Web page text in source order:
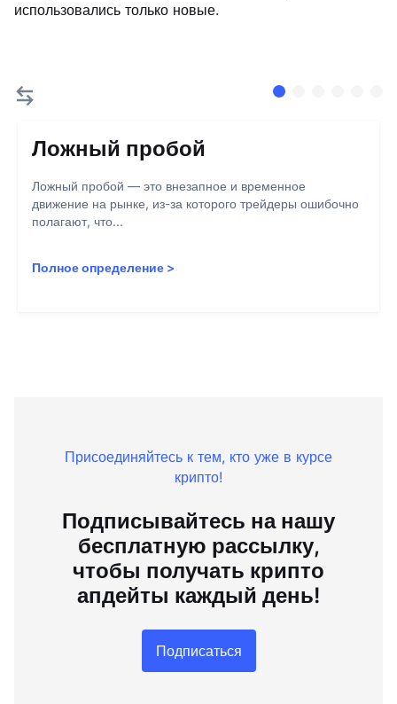
использовались только новые.
Ложный пробой
Ложный пробой — это внезапное и временное
движение на рынке, из-за которого трейдеры ошибочно
полагают, что...
Полное определение >
Присоединяйтесь к тем, кто уже в курсе
крипто!
Подписывайтесь на нашу
бесплатную рассылку,
чтобы получать крипто
апдейты каждый день!
Подписаться